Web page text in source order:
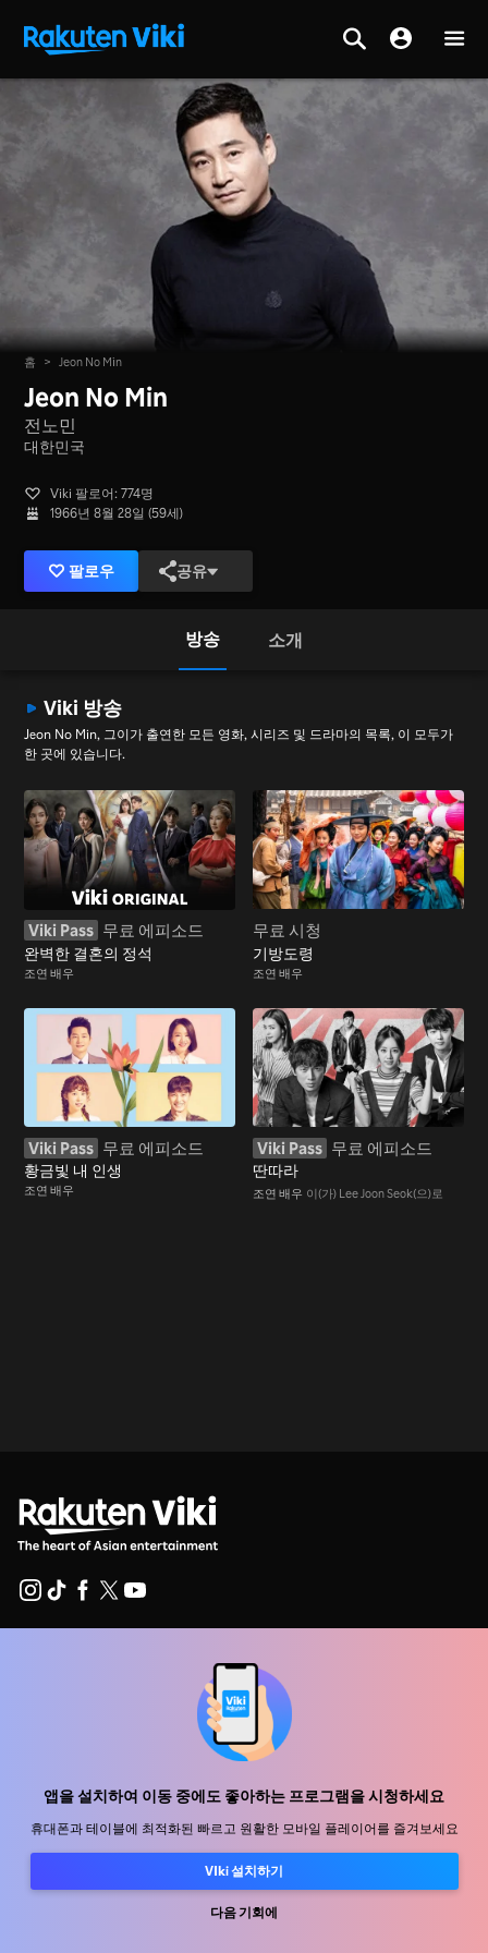
앱을 설치하여 이동 중에도 좋아하는 프로그램을 시청하세요
휴대폰과 테이블에 최적화된 빠르고 원활한 모바일 플레이어를 즐겨보세요
VIki 설치하기
다음 기회에
홈 > Jeon No Min
Jeon No Min
전노민
대한민국
Viki 팔로어: 774명
1966년 8월 28일 (59세)
팔로우 공유
방송 소개
Viki 방송
Jeon No Min, 그이가 출연한 모든 영화, 시리즈 및 드라마의 목록, 이 모두가
한 곳에 있습니다.
Viki Pass 무료 에피소드
완벽한 결혼의 정석
조연 배우
무료 시청
기방도령
조연 배우
Viki Pass 무료 에피소드
황금빛 내 인생
조연 배우
Viki Pass 무료 에피소드
딴따라
조연 배우 이(가) Lee Joon Seok(으)로